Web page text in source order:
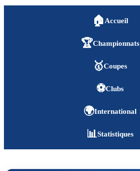
🏠 Accueil
🏆Championnats
🥇Coupes
⚽Clubs
🌍International
📊Statistiques